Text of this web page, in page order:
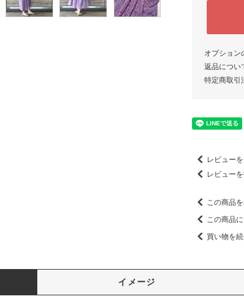
オプション
返品につい
特定商取引
レビュー
レビュー
この商品
この商品
買い物を
イメージ